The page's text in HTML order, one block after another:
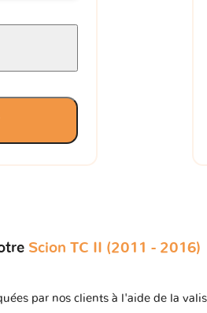
Scion TC II (2011 - 2016)
par nos clients à l'aide de la